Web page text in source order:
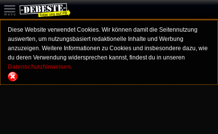
Diese Website verwendet Cookies. Wir können damit die Seitennutzung
auswerten, um nutzungsbasiert redaktionelle Inhalte und Werbung
anzuzeigen. Weitere Informationen zu Cookies und insbesondere dazu, wie
du deren Verwendung widersprechen kannst, findest du in unseren
Datenschutzhinweisen.